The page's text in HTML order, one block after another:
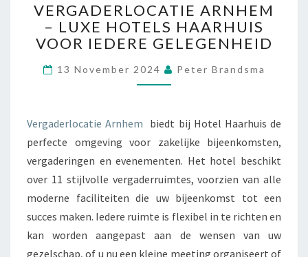
E
R
G
D
E
L
C
A
T
I
A
R
N
VERGADERLOCATIE ARNHEM
– LUXE HOTELS HAARHUIS
VOOR IEDERE GELEGENHEID
13 November 2024 Peter Brandsma
Vergaderlocatie Arnhem biedt bij Hotel Haarhuis de
perfecte omgeving voor zakelijke bijeenkomsten,
vergaderingen en evenementen. Het hotel beschikt
over 11 stijlvolle vergaderruimtes, voorzien van alle
moderne faciliteiten die uw bijeenkomst tot een
succes maken. Iedere ruimte is flexibel in te richten en
kan worden aangepast aan de wensen van uw
gezelschap, of u nu een kleine meeting organiseert of